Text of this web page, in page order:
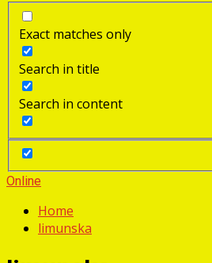
Exact matches only
Search in title
Search in content
Online
Home
limunska